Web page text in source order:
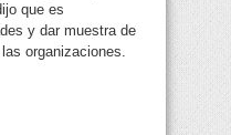
que es
y dar muestra de
organizaciones.